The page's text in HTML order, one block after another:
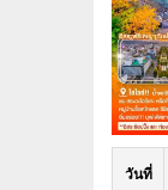
วันที่